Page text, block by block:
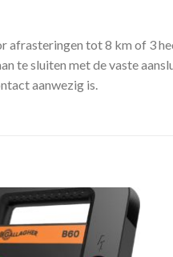
afrasteringen tot 8 km of 3
te sluiten met de vaste
aanwezig is.